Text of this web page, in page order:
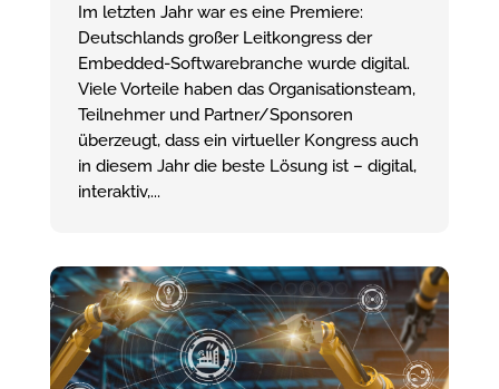
Im letzten Jahr war es eine Premiere:
Deutschlands großer Leitkongress der
Embedded-Softwarebranche wurde digital.
Viele Vorteile haben das Organisationsteam,
Teilnehmer und Partner/Sponsoren
überzeugt, dass ein virtueller Kongress auch
in diesem Jahr die beste Lösung ist – digital,
interaktiv,...